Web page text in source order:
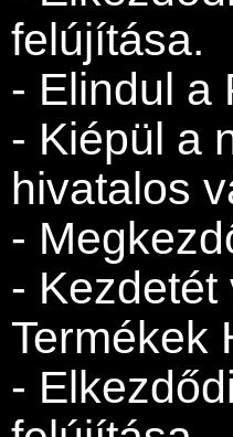
felújítása.
- Elindul a
- Kiépül a
hivatalos
-
- Kezdetét
Termékek
-